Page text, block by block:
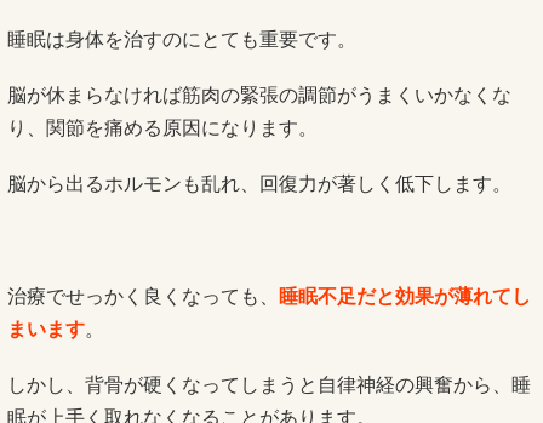
睡眠は身体を治すのにとても重要です。
脳が休まらなければ筋肉の緊張の調節がうまくいかなくな
り、関節を痛める原因になります。
脳から出るホルモンも乱れ、回復力が著しく低下します。
治療でせっかく良くなっても、
睡眠不足だと効果が薄れてし
まいます。
しかし、背骨が硬くなってしまうと自律神経の興奮から、睡
眠が上手く取れなくなることがあります。